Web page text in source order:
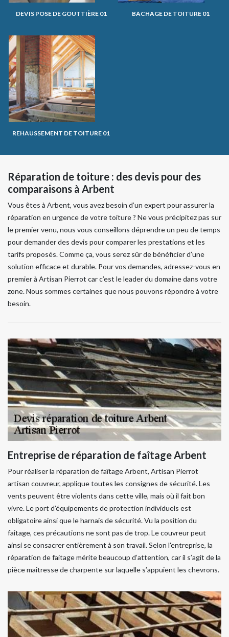
DEVIS POSE DE GOUTTIÈRE 01 BÂCHAGE DE TOITURE 01
REHAUSSEMENT DE TOITURE 01
Réparation de toiture : des devis pour des
comparaisons à Arbent
Vous êtes à Arbent, vous avez besoin d’un expert pour assurer la
réparation en urgence de votre toiture ? Ne vous précipitez pas sur
le premier venu, nous vous conseillons déprendre un peu de temps
pour demander des devis pour comparer les prestations et les
tarifs proposés. Comme ça, vous serez sûr de bénéficier d’une
solution efficace et durable. Pour vos demandes, adressez-vous en
premier à Artisan Pierrot car c’est le leader du domaine dans votre
zone. Nous sommes certaines que nous pouvons répondre à votre
besoin.
Entreprise de réparation de faîtage Arbent
Pour réaliser la réparation de faîtage Arbent, Artisan Pierrot
artisan couvreur, applique toutes les consignes de sécurité. Les
vents peuvent être violents dans cette ville, mais où il fait bon
vivre. Le port d’équipements de protection individuels est
obligatoire ainsi que le harnais de sécurité. Vu la position du
faitage, ces précautions ne sont pas de trop. Le couvreur peut
ainsi se consacrer entièrement à son travail. Selon l'entreprise, la
réparation de faitage mérite beaucoup d’attention, car il s’agit de la
pièce maitresse de charpente sur laquelle s’appuient les chevrons.